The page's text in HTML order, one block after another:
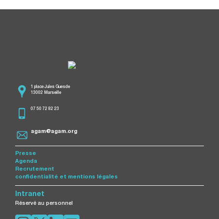
1 place Jules Guesde
13002 Marseille
07 50 72 82 23
agam@agam.org
Presse
Agenda
Recrutement
confidentialité et mentions légales
Intranet
Réservé au personnel